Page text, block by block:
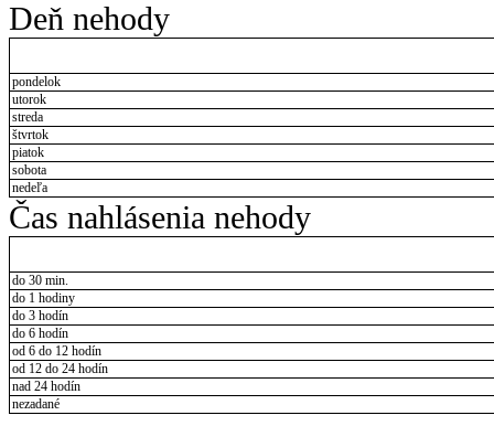
Deň nehody
pondelok
utorok
streda
štvrtok
piatok
sobota
nedeľa
Čas nahlásenia nehody
do 30 min.
do 1 hodiny
do 3 hodín
do 6 hodín
od 6 do 12 hodín
od 12 do 24 hodín
nad 24 hodín
nezadané